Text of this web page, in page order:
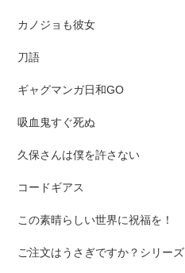
カノジョも彼女
刀語
ギャグマンガ日和GO
吸血鬼すぐ死ぬ
久保さんは僕を許さない
コードギアス
この素晴らしい世界に祝福を！
ご注文はうさぎですか？シリーズ